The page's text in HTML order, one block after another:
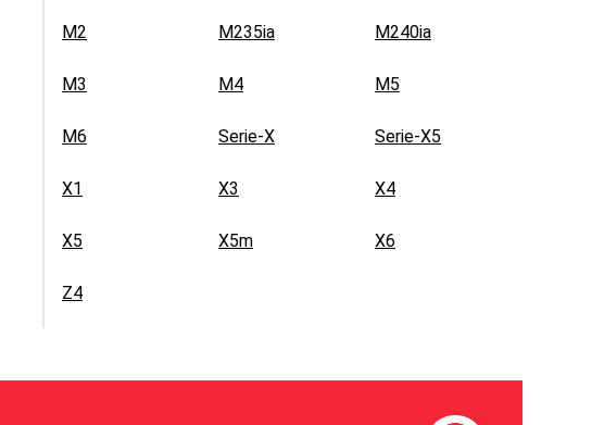
M2 M235ia M240ia
M3 M4 M5
M6 Serie-X Serie-X5
X1 X3 X4
X5 X5m X6
Z4